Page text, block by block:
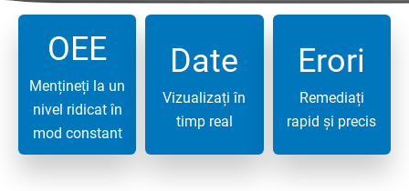
OEE
Mențineți la un
nivel ridicat în
mod constant
Date
Vizualizați în
timp real
Erori
Remediați
rapid și precis